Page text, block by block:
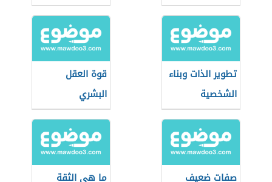
تطوير الذات وبناء
الشخصية
قوة العقل
البشري
صفات ضعيف
ما هي الثقة